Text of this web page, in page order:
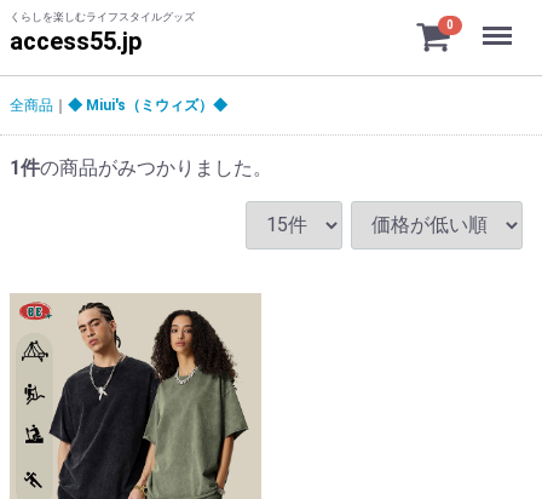
くらしを楽しむライフスタイルグッズ
access55.jp
0 Menu
全商品 ◆ Miui's（ミウィズ）◆
1件の商品がみつかりました。